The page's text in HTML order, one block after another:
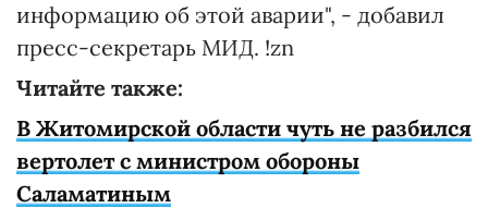
информацию об этой аварии", - добавил
пресс-секретарь МИД. !zn
Читайте также:
В Житомирской области чуть не разбился
вертолет с министром обороны
Саламатиным